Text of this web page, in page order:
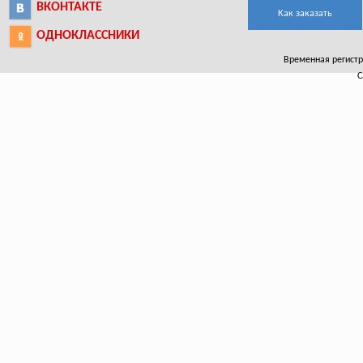
ВКОНТАКТЕ
ОДНОКЛАССНИКИ
Как заказать
Временная